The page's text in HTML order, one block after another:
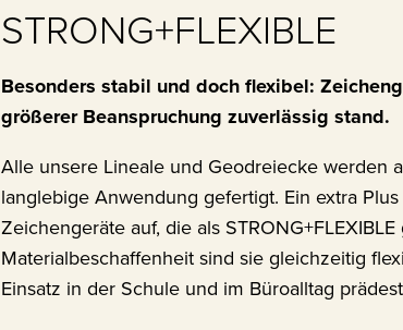
STRONG+FLEXIBLE
Besonders stabil und doch flexibel:
größerer Beanspruchung zuverlässig stand.
Alle unsere Lineale und Geodreiecke werden
langlebige Anwendung gefertigt. Ein extra
Zeichengeräte auf, die als
Materialbeschaffenheit sind sie gleichzeitig
Einsatz in der Schule und im Büroalltag